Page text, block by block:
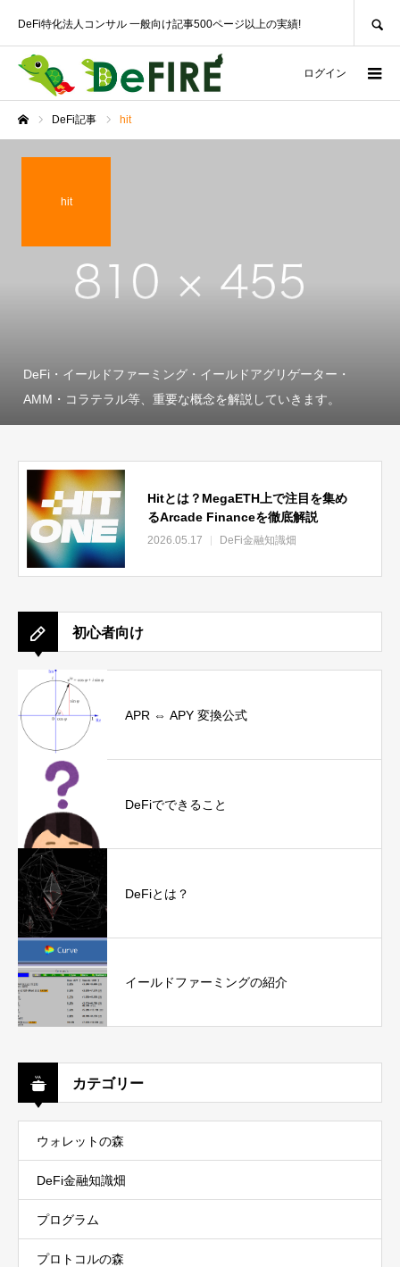
DeFi特化法人コンサル 一般向け記事500ページ以上の実績!
ログイン
DeFi記事 hit
hit
DeFi・イールドファーミング・イールドアグリゲーター・
AMM・コラテラル等、重要な概念を解説していきます。
Hitとは？MegaETH上で注目を集め
るArcade Financeを徹底解説
2026.05.17 DeFi金融知識畑
初心者向け
APR ⇔ APY 変換公式
DeFiでできること
DeFiとは？
イールドファーミングの紹介
カテゴリー
ウォレットの森
DeFi金融知識畑
プログラム
プロトコルの森